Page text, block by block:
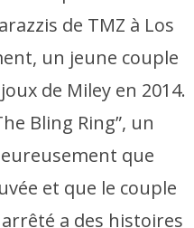
de TMZ à Los
un jeune couple
de Miley en 2014.
Bling Ring”, un
que
et que le couple
a des histoires